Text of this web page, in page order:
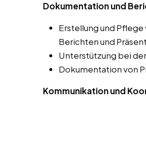
Dokumentation und
Erstellung und
Berichten und
Unterstützung bei
Dokumentation von
Kommunikation und